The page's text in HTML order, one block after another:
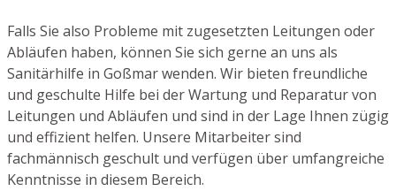
Falls Sie also Probleme mit zugesetzten Leitungen oder
Abläufen haben, können Sie sich gerne an uns als
Sanitärhilfe in Goßmar wenden. Wir bieten freundliche
und geschulte Hilfe bei der Wartung und Reparatur von
Leitungen und Abläufen und sind in der Lage Ihnen zügig
und effizient helfen. Unsere Mitarbeiter sind
fachmännisch geschult und verfügen über umfangreiche
Kenntnisse in diesem Bereich.